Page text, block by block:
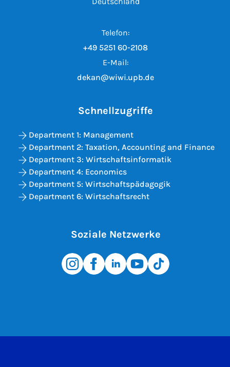
Telefon:
+49 5251 60-2108
E-Mail:
dekan@wiwi.upb.de
Schnellzugriffe
Department 1: Management
Department 2: Taxation, Accounting and Finance
Department 3: Wirtschaftsinformatik
Department 4: Economics
Department 5: Wirtschaftspädagogik
Department 6: Wirtschaftsrecht
Soziale Netzwerke